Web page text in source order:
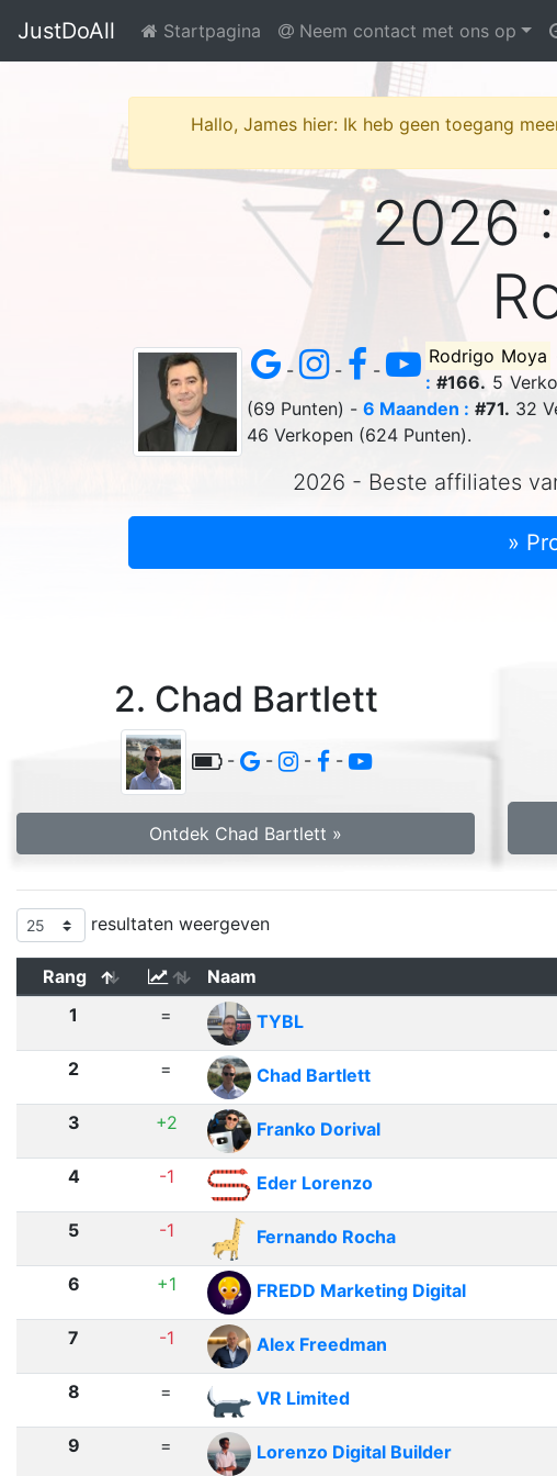
JustDoAll Startpagina Neem contact met ons op
Hallo, James hier: Ik heb geen toegang
2026
- - -
Rodrigo Moya
: #166. 5
(69 Punten) -6 Maanden : #71. 32
46 Verkopen (624 Punten).
2026 - Beste affiliates
»
2. Chad Bartlett
- - - -
Ontdek Chad Bartlett »
resultaten weergeven
Rang Naam
1
= TYBL
2 = Chad Bartlett
3 +2 Franko Dorival
4 -1 Eder Lorenzo
5 -1 Fernando Rocha
6 +1 FREDD Marketing Digital
7 -1 Alex Freedman
8 = VR Limited
9 = Lorenzo Digital Builder